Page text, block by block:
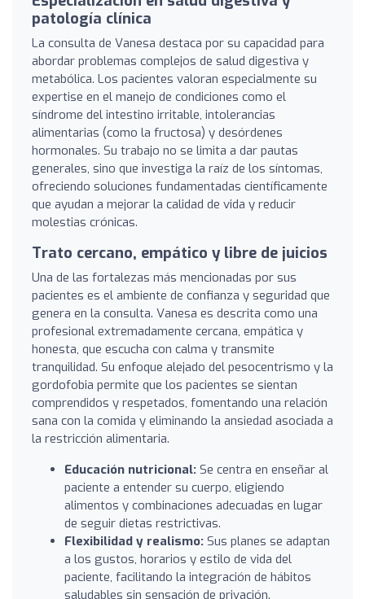
patología clínica
La consulta de Vanesa destaca por su capacidad para
abordar problemas complejos de salud digestiva y
metabólica. Los pacientes valoran especialmente su
expertise en el manejo de condiciones como el
síndrome del intestino irritable, intolerancias
alimentarias (como la fructosa) y desórdenes
hormonales. Su trabajo no se limita a dar pautas
generales, sino que investiga la raíz de los síntomas,
ofreciendo soluciones fundamentadas científicamente
que ayudan a mejorar la calidad de vida y reducir
molestias crónicas.
Trato cercano, empático y libre de juicios
Una de las fortalezas más mencionadas por sus
pacientes es el ambiente de confianza y seguridad que
genera en la consulta. Vanesa es descrita como una
profesional extremadamente cercana, empática y
honesta, que escucha con calma y transmite
tranquilidad. Su enfoque alejado del pesocentrismo y la
gordofobia permite que los pacientes se sientan
comprendidos y respetados, fomentando una relación
sana con la comida y eliminando la ansiedad asociada a
la restricción alimentaria.
Educación nutricional: Se centra en enseñar al
paciente a entender su cuerpo, eligiendo
alimentos y combinaciones adecuadas en lugar
de seguir dietas restrictivas.
Flexibilidad y realismo: Sus planes se adaptan
a los gustos, horarios y estilo de vida del
paciente, facilitando la integración de hábitos
saludables sin sensación de privación.